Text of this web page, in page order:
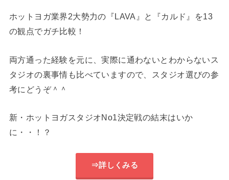
ホットヨガ業界2大勢力の『LAVA』と『カルド』を13
の観点でガチ比較！
両方通った経験を元に、実際に通わないとわからないス
タジオの裏事情も比べていますので、スタジオ選びの参
考にどうぞ＾＾
新・ホットヨガスタジオNo1決定戦の結末はいか
に・・！？
⇒詳しくみる